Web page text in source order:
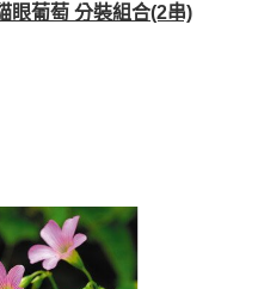
眼葡萄 分裝組合(2串)